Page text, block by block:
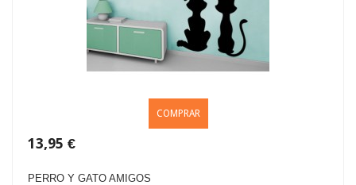
COMPRAR
13,95 €
PERRO Y GATO AMIGOS